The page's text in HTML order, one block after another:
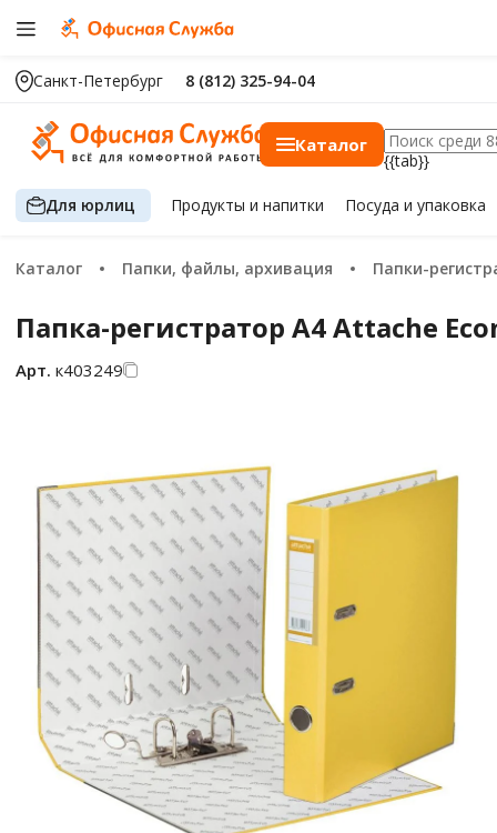
Санкт-Петербург 8 (812) 325-94-04
Каталог
{{tab}}
Для юрлиц Продуктыи напитки Посуда и упаковка
Каталог Папки, файлы, архивация Папки-
Папка-регистратор А4 Attache
Арт. к403249